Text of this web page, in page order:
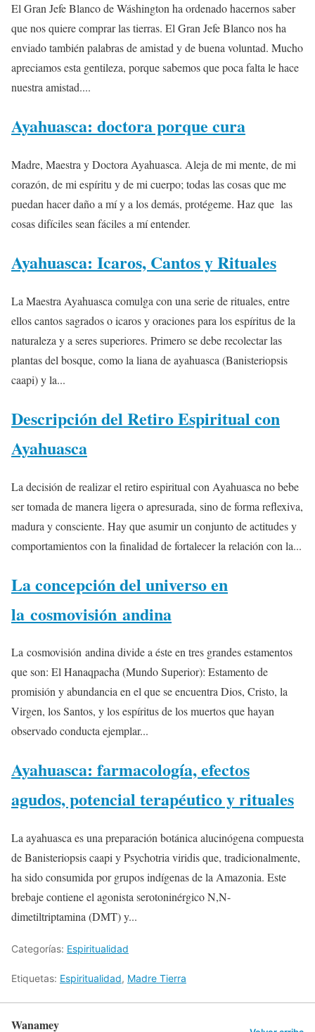
El Gran Jefe Blanco de Wáshington ha ordenado hacernos saber
que nos quiere comprar las tierras. El Gran Jefe Blanco nos ha
enviado también palabras de amistad y de buena voluntad. Mucho
apreciamos esta gentileza, porque sabemos que poca falta le hace
nuestra amistad....
Ayahuasca: doctora porque cura
Madre, Maestra y Doctora Ayahuasca. Aleja de mi mente, de mi
corazón, de mi espíritu y de mi cuerpo; todas las cosas que me
puedan hacer daño a mí y a los demás, protégeme. Haz que las
cosas difíciles sean fáciles a mí entender.
Ayahuasca: Icaros, Cantos y Rituales
La Maestra Ayahuasca comulga con una serie de rituales, entre
ellos cantos sagrados o icaros y oraciones para los espíritus de la
naturaleza y a seres superiores. Primero se debe recolectar las
plantas del bosque, como la liana de ayahuasca (Banisteriopsis
caapi) y la...
Descripción del Retiro Espiritual con
Ayahuasca
La decisión de realizar el retiro espiritual con Ayahuasca no bebe
ser tomada de manera ligera o apresurada, sino de forma reflexiva,
madura y consciente. Hay que asumir un conjunto de actitudes y
comportamientos con la finalidad de fortalecer la relación con la...
La concepción del universo en
la cosmovisión andina
La cosmovisión andina divide a éste en tres grandes estamentos
que son: El Hanaqpacha (Mundo Superior): Estamento de
promisión y abundancia en el que se encuentra Dios, Cristo, la
Virgen, los Santos, y los espíritus de los muertos que hayan
observado conducta ejemplar...
Ayahuasca: farmacología, efectos
agudos, potencial terapéutico y rituales
La ayahuasca es una preparación botánica alucinógena compuesta
de Banisteriopsis caapi y Psychotria viridis que, tradicionalmente,
ha sido consumida por grupos indígenas de la Amazonia. Este
brebaje contiene el agonista serotoninérgico N,N-
dimetiltriptamina (DMT) y...
Categorías: Espiritualidad
Etiquetas: Espiritualidad, Madre Tierra
Wanamey